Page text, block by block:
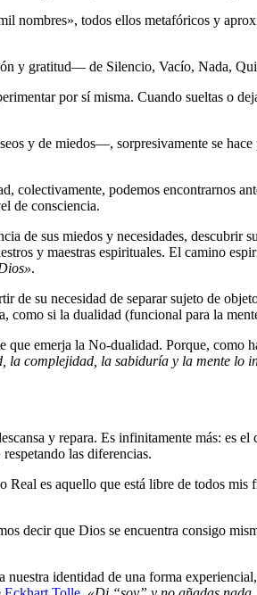
todos ellos metafóricos y
y gratitud― de Silencio, Vacío, Nada,
por sí misma. Cuando sueltas o
y de miedos―, sorpresivamente se
colectivamente, podemos encontrarnos
de consciencia.
de sus miedos y necesidades,
y maestras espirituales. El camino
.
su necesidad de separar sujeto de
como si la dualidad (funcional para la
que emerja la No-dualidad. Porque, como
complejidad, la sabiduría y la mente lo
y repara. Es infinitamente más: es
las diferencias.
es aquello que está libre de todos
decir que Dios se encuentra consigo
identidad de una forma